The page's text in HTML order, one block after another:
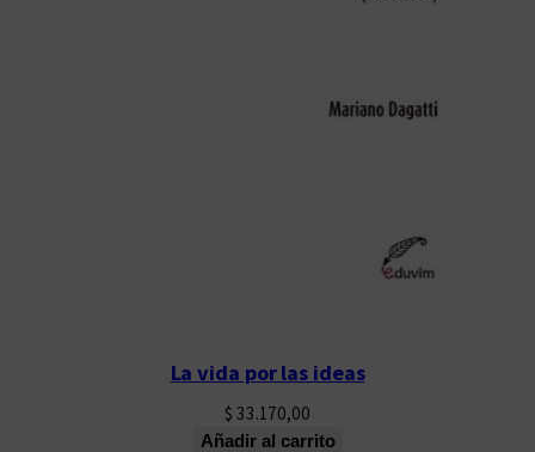
La vida por las ideas
$ 33.170,00
Añadir al carrito